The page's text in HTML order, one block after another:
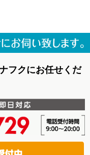
フクにお任せくだ